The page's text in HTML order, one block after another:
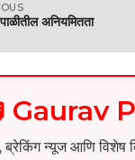
अनियमितता
Gaurav
ब्रेकिंग न्यूज आणि